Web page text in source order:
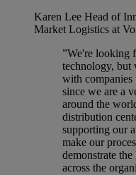
Karen Lee Head of
Market Logistics at
”We're looking
technology, but
with companies
since we are a
around the
distribution
supporting our
make our
demonstrate
across the